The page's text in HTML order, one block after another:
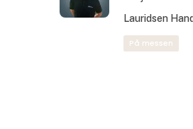
Lauridsen
På messen